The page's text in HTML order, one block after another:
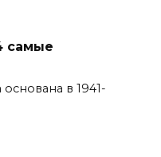
самые
в 1941-